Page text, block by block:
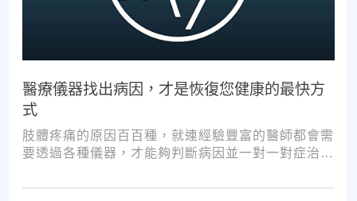
醫療儀器找出病因，才是恢復您健康的最快方
式
肢體疼痛的原因百百種，就連經驗豐富的醫師都會需
要透過各種儀器，才能夠判斷病因並一對一對症治
次推拿、按摩，都難以讓您徹底擺脫不適。